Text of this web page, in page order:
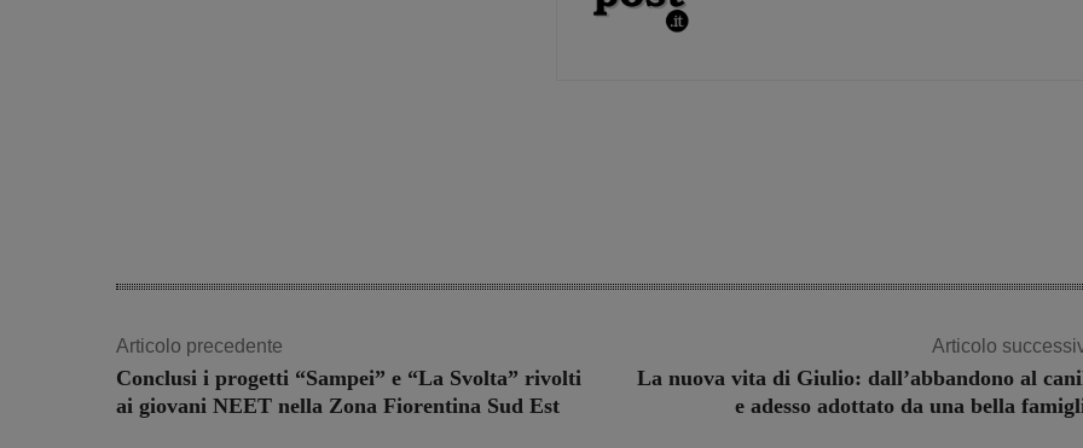
Articolo precedente
Conclusi i progetti “Sampei” e “La Svolta” rivolti
ai giovani NEET nella Zona Fiorentina Sud Est
Articolo
La nuova vita di Giulio: dall’abbandono al
e adesso adottato da una bella